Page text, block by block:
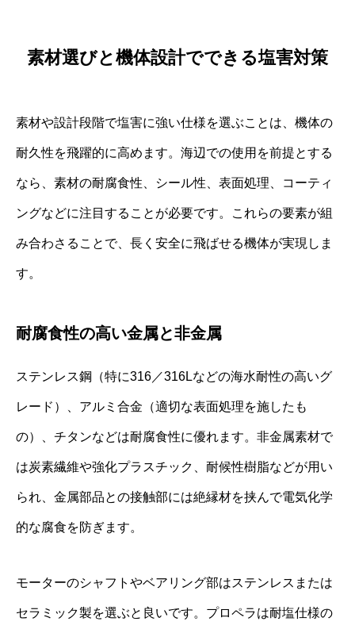
素材選びと機体設計でできる塩害対策
素材や設計段階で塩害に強い仕様を選ぶことは、機体の
耐久性を飛躍的に高めます。海辺での使用を前提とする
なら、素材の耐腐食性、シール性、表面処理、コーティ
ングなどに注目することが必要です。これらの要素が組
み合わさることで、長く安全に飛ばせる機体が実現しま
す。
耐腐食性の高い金属と非金属
ステンレス鋼（特に316／316Lなどの海水耐性の高いグ
レード）、アルミ合金（適切な表面処理を施したも
の）、チタンなどは耐腐食性に優れます。非金属素材で
は炭素繊維や強化プラスチック、耐候性樹脂などが用い
られ、金属部品との接触部には絶縁材を挟んで電気化学
的な腐食を防ぎます。
モーターのシャフトやベアリング部はステンレスまたは
セラミック製を選ぶと良いです。プロペラは耐塩仕様の